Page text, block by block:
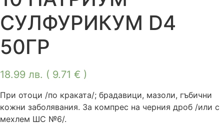
СУЛФУРИКУМ D4
50ГР
18.99 лв. ( 9.71 € )
При отоци /по краката/; брадавици, мазоли, гъбични
кожни заболявания. За компрес на черния дроб /или с
мехлем ШС №6/.